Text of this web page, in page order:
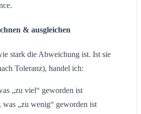
& ausgleichen
stark die Abweichung ist. Ist sie
Toleranz), handel ich:
„zu viel“ geworden ist
was „zu wenig“ geworden ist